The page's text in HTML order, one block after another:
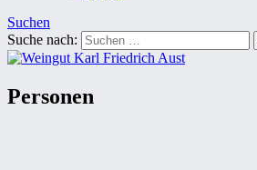
Suchen
Suche nach:
Personen